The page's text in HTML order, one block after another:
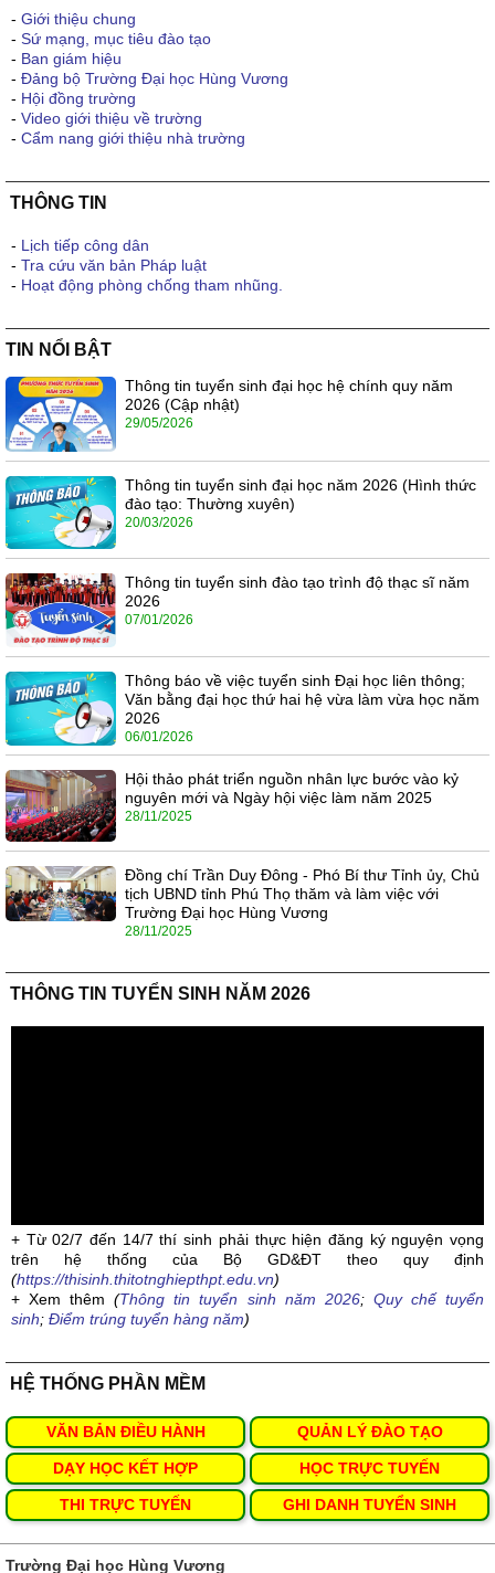
- Giới thiệu chung
- Sứ mạng, mục tiêu đào tạo
- Ban giám hiệu
- Đảng bộ Trường Đại học Hùng Vương
- Hội đồng trường
- Video giới thiệu về trường
- Cẩm nang giới thiệu nhà trường
THÔNG TIN
- Lịch tiếp công dân
- Tra cứu văn bản Pháp luật
- Hoạt động phòng chống tham nhũng.
TIN NỔI BẬT
Thông tin tuyển sinh đại học hệ chính quy năm
2026 (Cập nhật)
29/05/2026
Thông tin tuyển sinh đại học năm 2026 (Hình thức
đào tạo: Thường xuyên)
20/03/2026
Thông tin tuyển sinh đào tạo trình độ thạc sĩ năm
2026
07/01/2026
Thông báo về việc tuyển sinh Đại học liên thông;
Văn bằng đại học thứ hai hệ vừa làm vừa học năm
2026
06/01/2026
Hội thảo phát triển nguồn nhân lực bước vào kỷ
nguyên mới và Ngày hội việc làm năm 2025
28/11/2025
Đồng chí Trần Duy Đông - Phó Bí thư Tỉnh ủy, Chủ
tịch UBND tỉnh Phú Thọ thăm và làm việc với
Trường Đại học Hùng Vương
28/11/2025
THÔNG TIN TUYỂN SINH NĂM 2026
+ Từ 02/7 đến 14/7 thí sinh phải thực hiện đăng ký nguyện vọng
trên hệ thống của Bộ GD&ĐT theo quy định
(https://thisinh.thitotnghiepthpt.edu.vn)
+ Xem thêm(Thông tin tuyển sinh năm 2026; Quy chế tuyển
sinh; Điểm trúng tuyển hàng năm)
HỆ THỐNG PHẦN MỀM
VĂN BẢN ĐIỀU HÀNH QUẢN LÝ ĐÀO TẠO
DẠY HỌC KẾT HỢP HỌC TRỰC TUYẾN
THI TRỰC TUYẾN GHI DANH TUYỂN SINH
Trường Đại học Hùng Vương